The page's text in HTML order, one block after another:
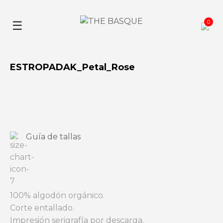
content
☰ 0
ESTROPADAK_Petal_Rose
Guía de tallas
100% algodón orgánico.
Corte entallado.
Impresión serigrafía por descarga.